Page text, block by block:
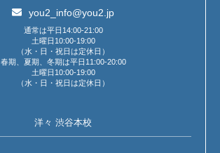
you2_info@you2.jp
通常は平日14:00-21:00
土曜日10:00-19:00
（水・日・祝日は定休日）
春期、夏期、冬期は平日11:00-20:00
土曜日10:00-19:00
（水・日・祝日は定休日）
洋々 渋谷本校